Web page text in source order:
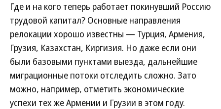
Где и на кого теперь работает покинувший Россию
трудовой капитал? Основные направления
релокации хорошо известны — Турция, Армения,
Грузия, Казахстан, Киргизия. Но даже если они
были базовыми пунктами выезда, дальнейшие
миграционные потоки отследить сложно. Зато
можно, например, отметить экономические
успехи тех же Армении и Грузии в этом году.